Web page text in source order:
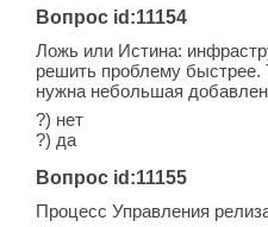
Вопрос id:11154
Ложь или Истина:
решить проблему быстрее.
нужна небольшая
?) нет
?) да
Вопрос id:11155
Процесс Управления